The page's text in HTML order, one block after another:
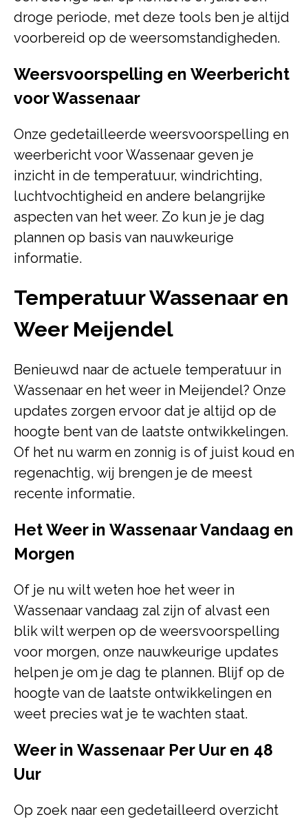
droge periode, met deze tools ben je altijd
voorbereid op de weersomstandigheden.
Weersvoorspelling en Weerbericht
voor Wassenaar
Onze gedetailleerde weersvoorspelling en
weerbericht voor Wassenaar geven je
inzicht in de temperatuur, windrichting,
luchtvochtigheid en andere belangrijke
aspecten van het weer. Zo kun je je dag
plannen op basis van nauwkeurige
informatie.
Temperatuur Wassenaar en
Weer Meijendel
Benieuwd naar de actuele temperatuur in
Wassenaar en het weer in Meijendel? Onze
updates zorgen ervoor dat je altijd op de
hoogte bent van de laatste ontwikkelingen.
Of het nu warm en zonnig is of juist koud en
regenachtig, wij brengen je de meest
recente informatie.
Het Weer in Wassenaar Vandaag en
Morgen
Of je nu wilt weten hoe het weer in
Wassenaar vandaag zal zijn of alvast een
blik wilt werpen op de weersvoorspelling
voor morgen, onze nauwkeurige updates
helpen je om je dag te plannen. Blijf op de
hoogte van de laatste ontwikkelingen en
weet precies wat je te wachten staat.
Weer in Wassenaar Per Uur en 48
Uur
Op zoek naar een gedetailleerd overzicht